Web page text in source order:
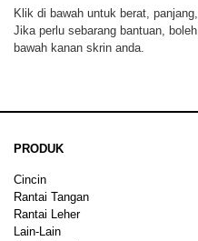
Klik di bawah untuk berat,
Jika perlu sebarang bantuan,
bawah kanan skrin anda.
PRODUK
Cincin
Rantai Tangan
Rantai Leher
Lain-Lain